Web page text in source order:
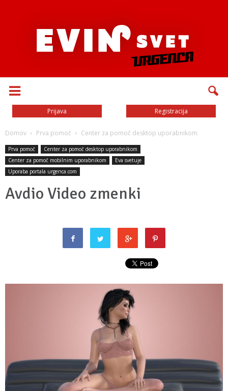
Prijava Registracija
Domov Prva pomoč Center za pomoč desktop uporabnikom
Prva pomoč
Center za pomoč desktop uporabnikom
Center za pomoč mobilnim uporabnikom
Eva svetuje
Uporaba portala urgenca.com
Avdio Video zmenki